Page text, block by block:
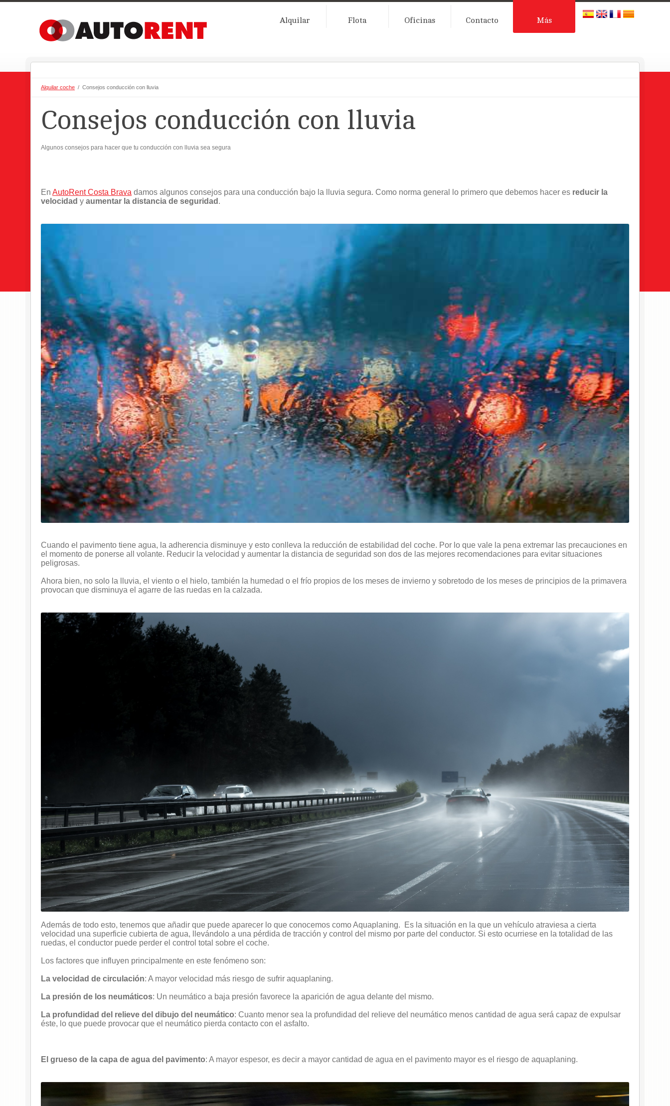
Alquilar Flota Oficinas Contacto Más
Alquilar coche / Consejos conducción con lluvia
Consejos conducción con lluvia
Algunos consejos para hacer que tu conducción con lluvia sea segura
En AutoRent Costa Brava damos algunos consejos para una conducción bajo la lluvia segura. Como norma general lo primero que debemos hacer es reducir la
velocidad y aumentar la distancia de seguridad .
Cuando el pavimento tiene agua, la adherencia disminuye y esto conlleva la reducción de estabilidad del coche. Por lo que vale la pena extremar las precauciones en
el momento de ponerse all volante. Reducir la velocidad y aumentar la distancia de seguridad son dos de las mejores recomendaciones para evitar situaciones
peligrosas.
Ahora bien, no solo la lluvia, el viento o el hielo, también la humedad o el frío propios de los meses de invierno y sobretodo de los meses de principios de la primavera
provocan que disminuya el agarre de las ruedas en la calzada.
Además de todo esto, tenemos que añadir que puede aparecer lo que conocemos como Aquaplaning. Es la situación en la que un vehículo atraviesa a cierta
velocidad una superficie cubierta de agua, llevándolo a una pérdida de tracción y control del mismo por parte del conductor. Si esto ocurriese en la totalidad de las
ruedas, el conductor puede perder el control total sobre el coche.
Los factores que influyen principalmente en este fenómeno son:
La velocidad de circulación: A mayor velocidad más riesgo de sufrir aquaplaning.
La presión de los neumáticos: Un neumático a baja presión favorece la aparición de agua delante del mismo.
La profundidad del relieve del dibujo del neumático: Cuanto menor sea la profundidad del relieve del neumático menos cantidad de agua será capaz de expulsar
éste, lo que puede provocar que el neumático pierda contacto con el asfalto.
El grueso de la capa de agua del pavimento: A mayor espesor, es decir a mayor cantidad de agua en el pavimento mayor es el riesgo de aquaplaning.